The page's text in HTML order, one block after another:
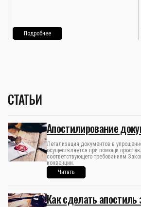
Подробнее
СТАТЬИ
Апостилирование
Легализация документов в
осуществляется при помощи
соответствующего требованиям
конвенции.
Читать
Как сделать апостиль